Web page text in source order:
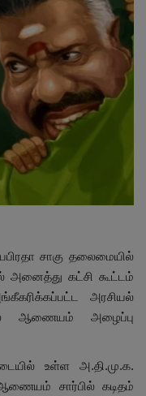
சாகு தலைமையில்
அனைத்து கட்சி கூட்டம்
அரசியல்
ஆணையம் அழைப்பு
உள்ள அ.தி.மு.க.
சார்பில் கடிதம்